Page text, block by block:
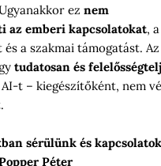
ez nem
az emberi kapcsolatokat, a
a szakmai támogatást.
tudatosan és
t – kiegészítőként, nem
sérülünk és
Péter